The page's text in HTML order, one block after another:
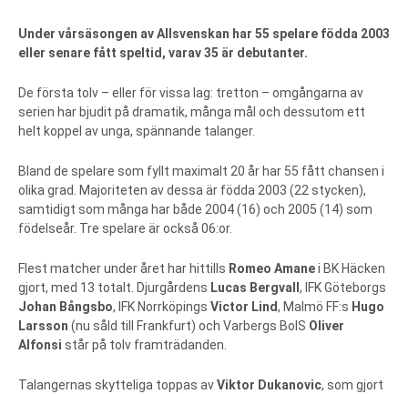
Under vårsäsongen av Allsvenskan har 55 spelare födda 2003
eller senare fått speltid, varav 35 är debutanter.
De första tolv – eller för vissa lag: tretton – omgångarna av
serien har bjudit på dramatik, många mål och dessutom ett
helt koppel av unga, spännande talanger.
Bland de spelare som fyllt maximalt 20 år har 55 fått chansen i
olika grad. Majoriteten av dessa är födda 2003 (22 stycken),
samtidigt som många har både 2004 (16) och 2005 (14) som
födelseår. Tre spelare är också 06:or.
Flest matcher under året har hittills Romeo Amanei BK Häcken
gjort, med 13 totalt. Djurgårdens Lucas Bergvall , IFK Göteborgs
Johan Bångsbo, IFK Norrköpings Victor Lind, Malmö FF:s Hugo
Larsson (nu såld till Frankfurt) och Varbergs BoIS Oliver
Alfonsi står på tolv framträdanden.
Talangernas skytteliga toppas avViktor Dukanovic, som gjort